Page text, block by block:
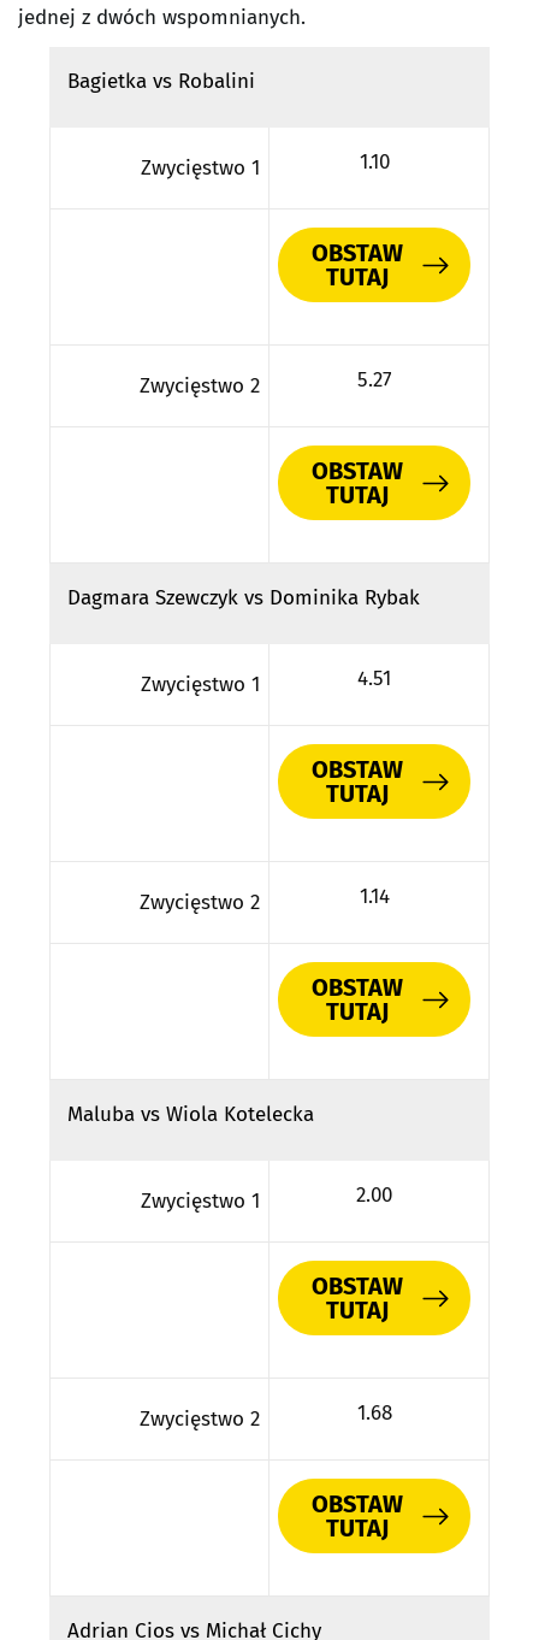
jednej z dwóch wspomnianych.
Bagietka vs Robalini
Zwycięstwo 1 1.10
OBSTAW
TUTAJ
Zwycięstwo 2 5.27
OBSTAW
TUTAJ
Dagmara Szewczyk vs Dominika Rybak
Zwycięstwo 1 4.51
OBSTAW
TUTAJ
Zwycięstwo 2 1.14
OBSTAW
TUTAJ
Maluba vs Wiola Kotelecka
Zwycięstwo 1 2.00
OBSTAW
TUTAJ
Zwycięstwo 2 1.68
OBSTAW
TUTAJ
Adrian Cios vs Michał Cichy